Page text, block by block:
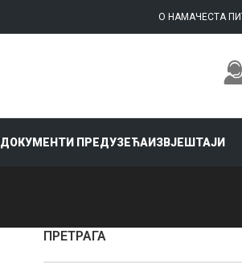
О НАМАЧЕСТА
ДОКУМЕНТИ ПРЕДУЗЕЋАИЗВЈЕШТАЈИ
ПРЕТРАГА